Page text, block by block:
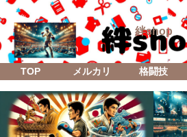
絆shop
TOP メルカリ 格闘技